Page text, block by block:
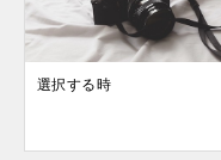
選択する時